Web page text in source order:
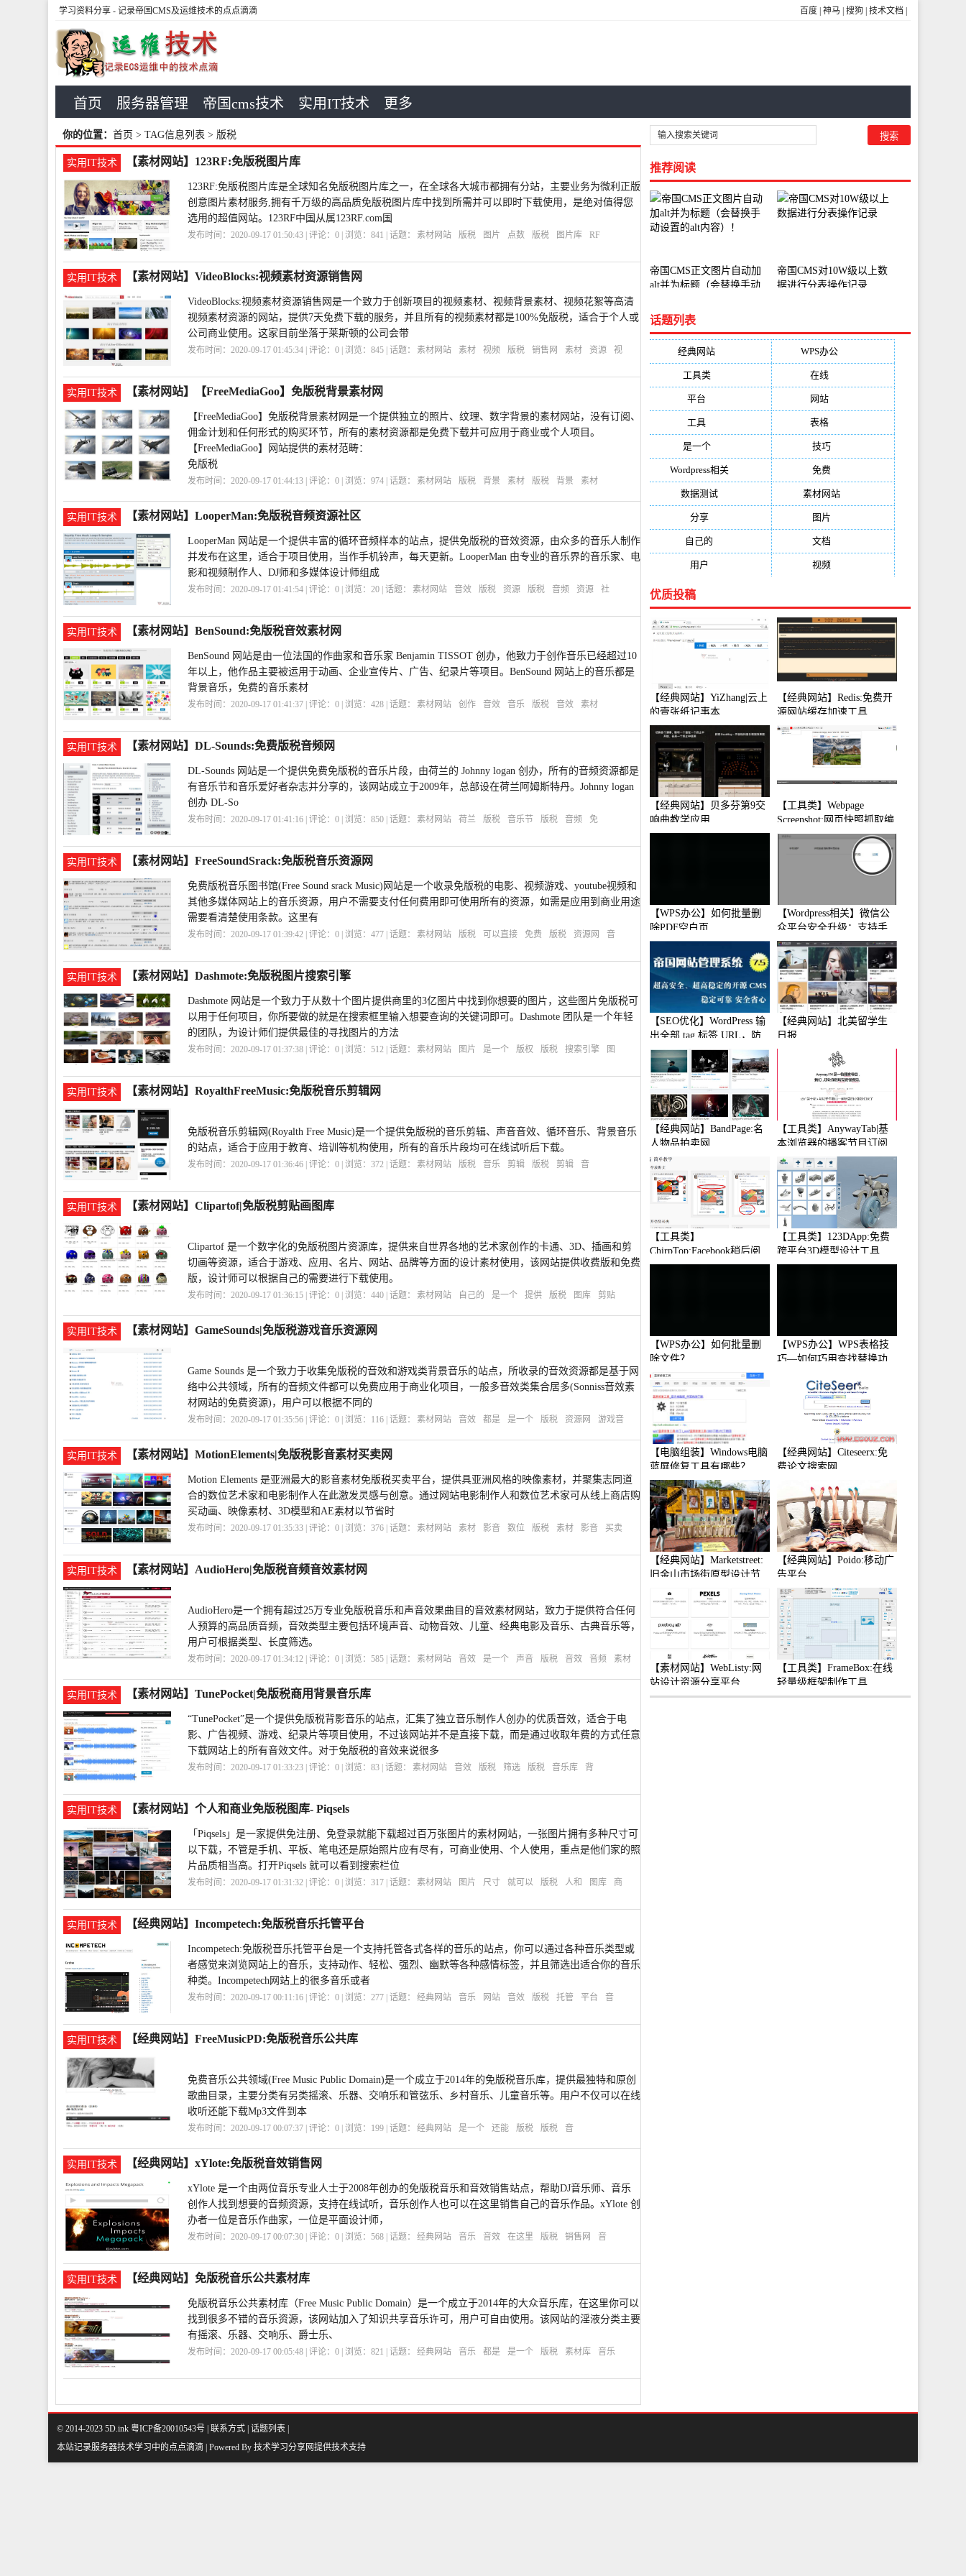
百度 神马 搜狗 技术文档
学习资料分享 - 记录帝国CMS及运维技术的点点滴滴
首页 服务器管理 帝国cms技术 实用IT技术 更多
你的位置： 首页 > TAG信息列表 > 版税
实用IT技术 【素材网站】123RF:免版税图片库
123RF:免版税图片库是全球知名免版税图片库之一，在全球各大城市都拥有分站，主要业务为微利正版
创意图片素材服务,拥有千万级的高品质免版税图片库中找到所需并可以即时下载使用，是绝对值得您
选用的超值网站。123RF中国从属123RF.com国
发布时间：2020-09-17 01:50:43 | 评论：0 | 浏览：841 | 话题： 素材网站 版税 图片 点数 版税 图片库 RF
实用IT技术 【素材网站】VideoBlocks:视频素材资源销售网
VideoBlocks:视频素材资源销售网是一个致力于创新项目的视频素材、视频背景素材、视频花絮等高清
视频素材资源的网站，提供7天免费下载的服务，并且所有的视频素材都是100%免版税，适合于个人或
公司商业使用。这家目前坐落于莱斯顿的公司会带
发布时间：2020-09-17 01:45:34 | 评论：0 | 浏览：845 | 话题： 素材网站 素材 视频 版税 销售网 素材 资源
视
实用IT技术 【素材网站】【FreeMediaGoo】免版税背景素材网
【FreeMediaGoo】免版税背景素材网是一个提供独立的照片、纹理、数字背景的素材网站，没有订阅、
佣金计划和任何形式的购买环节，所有的素材资源都是免费下载并可应用于商业或个人项目。
【FreeMediaGoo】网站提供的素材范畴：
免版税
发布时间：2020-09-17 01:44:13 | 评论：0 | 浏览：974 | 话题： 素材网站 版税 背景 素材 版税 背景
素材
网
FreeMediaGoo
实用IT技术 【素材网站】LooperMan:免版税音频资源社区
LooperMan 网站是一个提供丰富的循环音频样本的站点，提供免版税的音效资源，由众多的音乐人制作
并发布在这里，适合于项目使用，当作手机铃声，每天更新。LooperMan 由专业的音乐界的音乐家、电
影和视频制作人、DJ师和多媒体设计师组成
发布时间：2020-09-17 01:41:54 | 评论：0 | 浏览：20 | 话题： 素材网站 音效 版税 资源 版税 音频 资源
社
实用IT技术 【素材网站】BenSound:免版税音效素材网
BenSound 网站是由一位法国的作曲家和音乐家 Benjamin TISSOT 创办，他致力于创作音乐已经超过10
年以上，他作品主要被运用于动画、企业宣传片、广告、纪录片等项目。BenSound 网站上的音乐都是
背景音乐，免费的音乐素材
发布时间：2020-09-17 01:41:37 | 评论：0 | 浏览：428 | 话题： 素材网站 创作 音效 音乐 版税 音效
素材
实用IT技术 【素材网站】DL-Sounds:免费版税音频网
DL-Sounds 网站是一个提供免费免版税的音乐片段，由荷兰的 Johnny logan 创办，所有的音频资源都是
有音乐节和音乐爱好者杂志并分享的，该网站成立于2009年，总部设在荷兰阿姆斯特丹。Johnny logan
创办 DL-So
发布时间：2020-09-17 01:41:16 | 评论：0 | 浏览：850 | 话题： 素材网站 荷兰 版税 音乐节 版税 音频
免
实用IT技术 【素材网站】FreeSoundSrack:免版税音乐资源网
免费版税音乐图书馆(Free Sound srack Music)网站是一个收录免版税的电影、视频游戏、youtube视频和
其他多媒体网站上的音乐资源，用户不需要支付任何费用即可使用所有的资源，如需是应用到商业用途
需要看清楚使用条款。这里有
发布时间：2020-09-17 01:39:42 | 评论：0 | 浏览：477 | 话题： 素材网站 版税 可以直接 免费 版税 资源网
音
实用IT技术 【素材网站】Dashmote:免版税图片搜索引擎
Dashmote 网站是一个致力于从数十个图片提供商里的3亿图片中找到你想要的图片，这些图片免版税可
以用于任何项目，你所要做的就是在搜索框里输入想要查询的关键词即可。Dashmote 团队是一个年轻
的团队，为设计师们提供最佳的寻找图片的方法
发布时间：2020-09-17 01:37:38 | 评论：0 | 浏览：512 | 话题： 素材网站 图片 是一个 版权 版税 搜索引擎
图
实用IT技术 【素材网站】RoyalthFreeMusic:免版税音乐剪辑网
免版税音乐剪辑网(Royalth Free Music)是一个提供免版税的音乐剪辑、声音音效、循环音乐、背景音乐
的站点，适合于应用于教育、培训等机构使用，所有的音乐片段均可在线试听后下载。
发布时间：2020-09-17 01:36:46 | 评论：0 | 浏览：372 | 话题： 素材网站 版税 音乐 剪辑 版税 剪辑
音
实用IT技术 【素材网站】Clipartof|免版税剪贴画图库
Clipartof 是一个数字化的免版税图片资源库，提供来自世界各地的艺术家创作的卡通、3D、插画和剪
切画等资源，适合于游戏、应用、名片、网站、品牌等方面的设计素材使用，该网站提供收费版和免费
版，设计师可以根据自己的需要进行下载使用。
发布时间：2020-09-17 01:36:15 | 评论：0 | 浏览：440 | 话题： 素材网站 自己的 是一个 提供 版税 图库
剪贴
画
Clipartof
实用IT技术 【素材网站】GameSounds|免版税游戏音乐资源网
Game Sounds 是一个致力于收集免版税的音效和游戏类背景音乐的站点，所收录的音效资源都是基于网
络中公共领域，所有的音频文件都可以免费应用于商业化项目，一般多音效类集合居多(Sonniss音效素
材网站的免费资源)，用户可以根据不同的
发布时间：2020-09-17 01:35:56 | 评论：0 | 浏览： 116 | 话题： 素材网站 音效 都是 是一个 版税 资源网
游戏音
乐
GameSounds
实用IT技术 【素材网站】MotionElements|免版税影音素材买卖网
Motion Elements 是亚洲最大的影音素材免版税买卖平台，提供具亚洲风格的映像素材，并聚集志同道
合的数位艺术家和电影制作人在此激发灵感与创意。通过网站电影制作人和数位艺术家可从线上商店购
买动画、映像素材、3D模型和AE素材以节省时
发布时间：2020-09-17 01:35:33 | 评论：0 | 浏览：376 | 话题： 素材网站 素材 影音 数位 版税 素材 影音
买卖
实用IT技术 【素材网站】AudioHero|免版税音频音效素材网
AudioHero是一个拥有超过25万专业免版税音乐和声音效果曲目的音效素材网站，致力于提供符合任何
人预算的高品质音频，音效类型主要包括环境声音、动物音效、儿童、经典电影及音乐、古典音乐等，
用户可根据类型、长度筛选。
发布时间：2020-09-17 01:34:12 | 评论：0 | 浏览：585 | 话题： 素材网站 音效 是一个 声音 版税 音效 音频
素材
网
AudioHero
实用IT技术 【素材网站】TunePocket|免版税商用背景音乐库
“TunePocket”是一个提供免版税背影音乐的站点，汇集了独立音乐制作人创办的优质音效，适合于电
影、广告视频、游戏、纪录片等项目使用，不过该网站并不是直接下载，而是通过收取年费的方式任意
下载网站上的所有音效文件。对于免版税的音效来说很多
发布时间：2020-09-17 01:33:23 | 评论：0 | 浏览：83 | 话题： 素材网站 音效 版税 筛选 版税 音乐库
背
实用IT技术 【素材网站】个人和商业免版税图库- Piqsels
「Piqsels」是一家提供免注册、免登录就能下载超过百万张图片的素材网站，一张图片拥有多种尺寸可
以下载，不管是手机、平板、笔电还是原始照片应有尽有，可商业使用、个人使用，重点是他们家的照
片品质相当高。打开Piqsels 就可以看到搜索栏位
发布时间：2020-09-17 01:31:32 | 评论：0 | 浏览：317 | 话题： 素材网站 图片 尺寸 就可以 版税 人和 图库
商
实用IT技术 【经典网站】Incompetech:免版税音乐托管平台
Incompetech:免版税音乐托管平台是一个支持托管各式各样的音乐的站点，你可以通过各种音乐类型或
者感觉来浏览网站上的音乐，支持动作、轻松、强烈、幽默等各种感情标签，并且筛选出适合你的音乐
种类。Incompetech网站上的很多音乐或者
发布时间：2020-09-17 00:11:16 | 评论：0 | 浏览：277 | 话题： 经典网站 音乐 网站 音效 版税 托管 平台
音
实用IT技术 【经典网站】FreeMusicPD:免版税音乐公共库
免费音乐公共领域(Free Music Public Domain)是一个成立于2014年的免版税音乐库，提供最独特和原创
歌曲目录，主要分类有另类摇滚、乐器、交响乐和管弦乐、乡村音乐、儿童音乐等。用户不仅可以在线
收听还能下载Mp3文件到本
发布时间：2020-09-17 00:07:37 | 评论：0 | 浏览： 199 | 话题： 经典网站 是一个 还能 版税 版税
音
乐
FreeMusicPD
实用IT技术 【经典网站】xYlote:免版税音效销售网
xYlote 是一个由两位音乐专业人士于2008年创办的免版税音乐和音效销售站点，帮助DJ音乐师、音乐
创作人找到想要的音频资源，支持在线试听，音乐创作人也可以在这里销售自己的音乐作品。xYlote 创
办者一位是音乐作曲家，一位是平面设计师，
发布时间：2020-09-17 00:07:30 | 评论：0 | 浏览：568 | 话题： 经典网站 音乐 音效 在这里 版税 销售网
音
实用IT技术 【经典网站】免版税音乐公共素材库
免版税音乐公共素材库（Free Music Public Domain）是一个成立于2014年的大众音乐库，在这里你可以
找到很多不错的音乐资源，该网站加入了知识共享音乐许可，用户可自由使用。该网站的淫液分类主要
有摇滚、乐器、交响乐、爵士乐、
发布时间：2020-09-17 00:05:48 | 评论：0 | 浏览：821 | 话题： 经典网站 音乐 都是 是一个 版税 素材库 音乐
推荐阅读
帝国CMS正文图片自动加
alt并为标题（会替换手动
帝国CMS对10W级以上数
据进行分表操作记录
话题列表
经典网站 WPS办公(2513)
工具类(1994) 在线(1987)
平台 网站(1170)
工具 表格(1052)
是一个(1026) 技巧
Wordpress相关(851) 免费
数据测试(788) 素材网站
分享(676) 图片
自己的 文档
用户 视频
优质投稿
【经典网站】YiZhang|云上
的壹张纸记事本
【经典网站】Redis:免费开
源网站缓存加速工具
【经典网站】贝多芬第9交
响曲教学应用
【工具类】Webpage
Screenshot:网页快照抓取编
辑工具
【WPS办公】如何批量删
除PDF空白页
【Wordpress相关】微信公
众平台安全升级：支持手
机保护
【SEO优化】WordPress 输
出全部 tag 标签 URL，防
止中文转码
【经典网站】北美留学生
日报
【经典网站】BandPage:名
人物品拍卖网
【工具类】AnywayTab|基
本浏览器的播客节目订阅
【工具类】
ChirpTop:Facebook稍后阅
读工具
【工具类】123DApp:免费
跨平台3D模型设计工具
【WPS办公】如何批量删
除文件？
【WPS办公】WPS表格技
巧—如何巧用查找替换功
【电脑组装】Windows电脑
蓝屏修复工具有哪些？
【经典网站】Citeseerx:免
费论文搜索网
【经典网站】Marketstreet:
旧金山市场街原型设计节
【经典网站】Poido:移动广
告平台
【素材网站】WebListy:网
站设计资源分享平台
【工具类】FrameBox:在线
轻量级框架制作工具
© 2014-2023 5D.ink 粤ICP备20010543号 联系方式 话题列表
本站记录服务器技术学习中的点点滴滴 | Powered By 技术学习分享网提供技术支持